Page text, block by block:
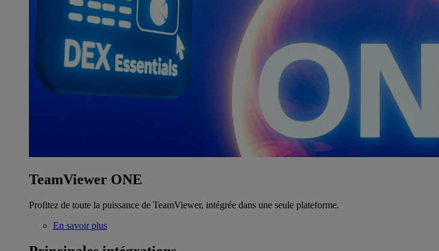
TeamViewer ONE
Profitez de toute la puissance de TeamViewer, intégrée dans une seule plateforme.
En savoir plus